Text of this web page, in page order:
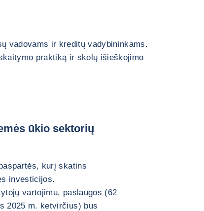
vadovams ir kreditų vadybininkams.
praktiką ir skolų išieškojimo
ūkio sektorių
kurį skatins
investicijos.
vartojimu, paslaugos (62
2025 m. ketvirčius) bus